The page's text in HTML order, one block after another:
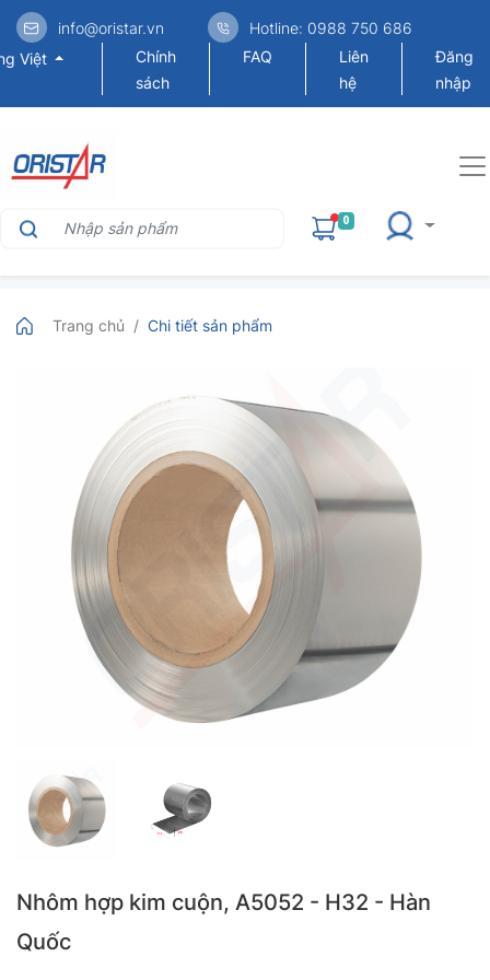
info@oristar.vn
Hotline: 0988 750 686
Việt
Chính
sách
FAQ
Liên
hệ
Đăng
nhập
0
Trang chủ Chi tiết sản phẩm
Nhôm hợp kim cuộn, A5052 - H32 - Hàn
Quốc